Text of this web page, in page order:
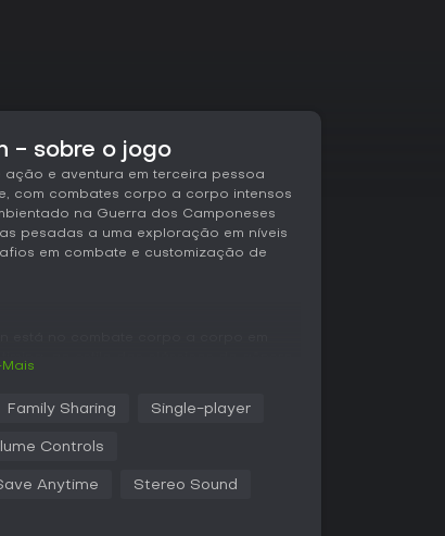
- sobre o jogo
ação e aventura em terceira pessoa
com combates corpo a corpo intensos
na Guerra dos Camponeses
pesadas a uma exploração em níveis
em combate e customização de
lineares. Essas áreas favorecem
variados, de defesa pesada a
Family Sharing Single-player
Controls
Anytime Stereo Sound